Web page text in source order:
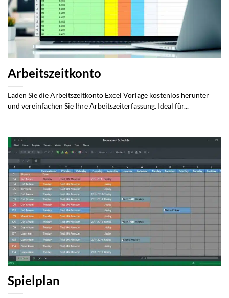
Arbeitszeitkonto
Laden Sie die Arbeitszeitkonto Excel Vorlage kostenlos herunter
und vereinfachen Sie Ihre Arbeitszeiterfassung. Ideal für...
Spielplan